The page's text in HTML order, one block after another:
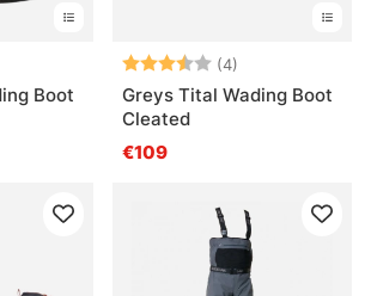
von 5 Sternen
Boot
Bewertung:(4)
Greys Tital Wading Boot
Cleated
€109